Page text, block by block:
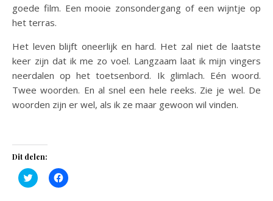
goede film. Een mooie zonsondergang of een wijntje op
het terras.
Het leven blijft oneerlijk en hard. Het zal niet de laatste
keer zijn dat ik me zo voel. Langzaam laat ik mijn vingers
neerdalen op het toetsenbord. Ik glimlach. Eén woord.
Twee woorden. En al snel een hele reeks. Zie je wel. De
woorden zijn er wel, als ik ze maar gewoon wil vinden.
Dit delen:
Klik
om
Klik
om